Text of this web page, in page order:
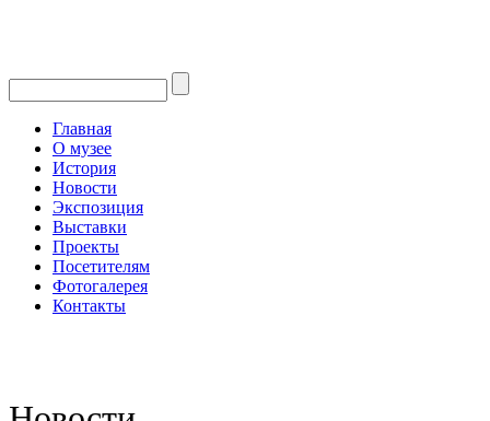
Главная
О музее
История
Новости
Экспозиция
Выставки
Проекты
Посетителям
Фотогалерея
Контакты